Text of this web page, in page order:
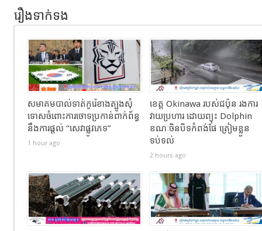
រឿងទាក់ទង
សមាគមបាល់ទាត់កូរ៉េខាងត្បូងសុំ
ទោសចំពោះការចោទប្រកាន់ពាក់ព័ន្ធ
នឹងការផ្តល់ “សេវាផ្លូវភេទ”
1 hour ago
ខេត្ត Okinawa របស់ជប៉ុន រងការ
វាយប្រហារ ដោយព្យុះ Dolphin
ខណៈចិនបិទកំពង់ផែ ត្រៀមខ្លួន
ទប់ទល់
2 hours ago